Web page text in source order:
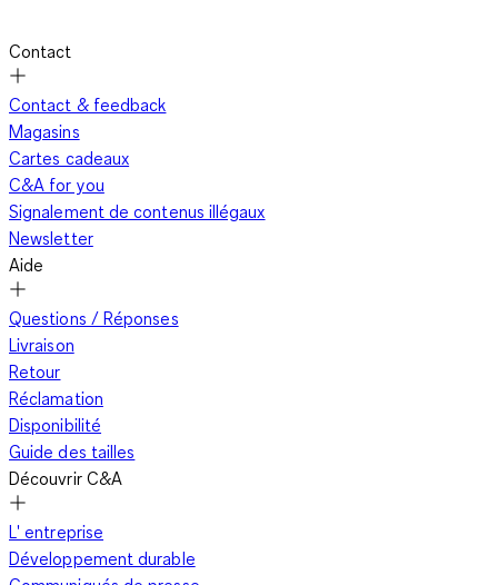
Contact
Contact & feedback
Magasins
Cartes cadeaux
C&A for you
Signalement de contenus illégaux
Newsletter
Aide
Questions / Réponses
Livraison
Retour
Réclamation
Disponibilité
Guide des tailles
Découvrir C&A
L' entreprise
Développement durable